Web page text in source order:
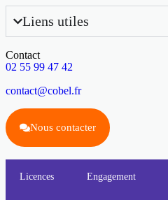
Liens utiles
Contact
02 55 99 47 42
contact@cobel.fr
Nous contacter
Licences Engagement